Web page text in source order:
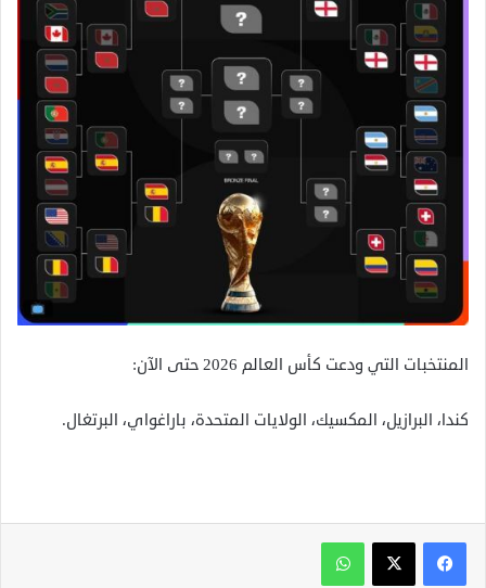
المنتخبات التي ودعت كأس العالم 2026 حتى الآن:
كندا، البرازيل، المكسيك، الولايات المتحدة، باراغواي، البرتغال.
واتساب